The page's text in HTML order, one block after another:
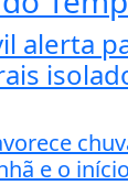
alerta
e o